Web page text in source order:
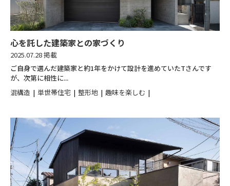
心を託した建築家との家づくり
2025.07.28 掲載
ご自身で選んだ建築家と約1年をかけて設計を進めていたTさんです
が、次第に相性に...
混構造
単世帯住宅 整形地 趣味を楽しむ